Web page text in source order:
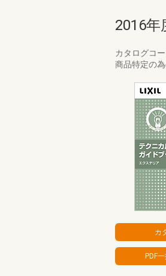
2016
カタログコ
商品特定の